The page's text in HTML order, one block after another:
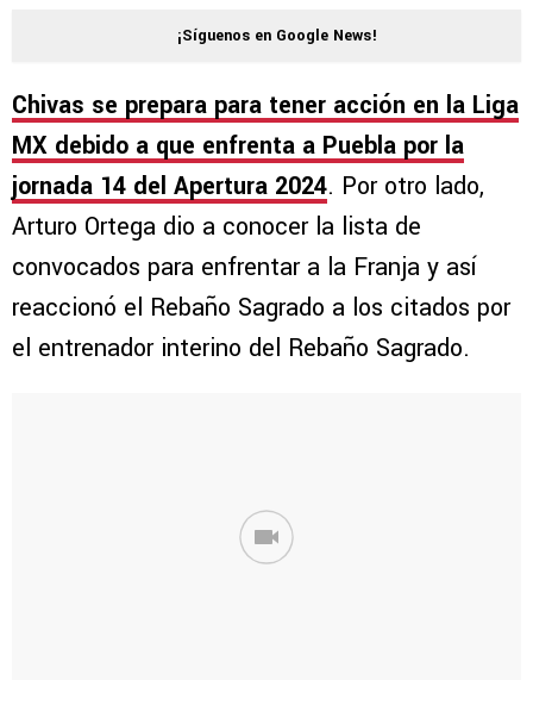
¡Síguenos en Google News!
Chivas se prepara para tener acción en la Liga
MX debido a que enfrenta a Puebla por la
jornada 14 del Apertura 2024. Por otro lado,
Arturo Ortega dio a conocer la lista de
convocados para enfrentar a la Franja y así
reaccionó el Rebaño Sagrado a los citados por
el entrenador interino del Rebaño Sagrado.